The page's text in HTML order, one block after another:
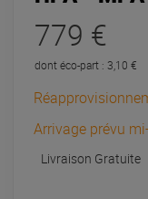
779 €
dont éco-part : 3,10 €
Arrivage prévu
Livraison Gratuite